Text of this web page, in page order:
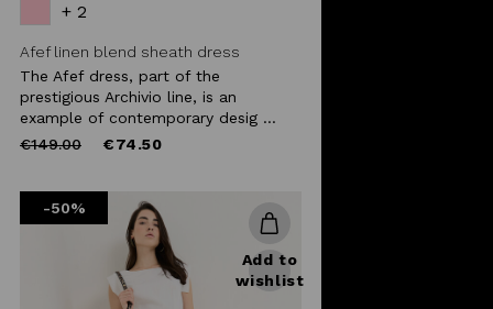
+ 2
Afef linen blend sheath dress
The Afef dress, part of the
prestigious Archivio line, is an
example of contemporary desig ...
Price
€149.00to €74.50
-50%
Add to
wishlist